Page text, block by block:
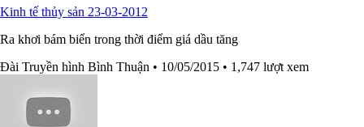
Kinh tế thủy sản 23-03-2012
Ra khơi bám biển trong thời điểm giá dầu tăng
Đài Truyền hình Bình Thuận • 10/05/2015 • 1,747 lượt xem